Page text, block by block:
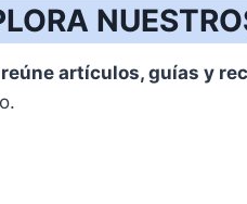
artículos, guías y